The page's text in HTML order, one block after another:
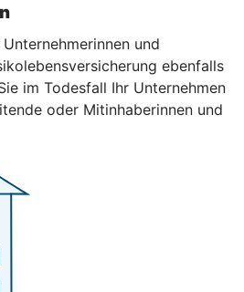
und
ebenfalls
im Todesfall Ihr Unternehmen
oder Mitinhaberinnen und